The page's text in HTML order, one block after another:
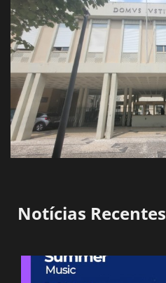
Notícias Recentes